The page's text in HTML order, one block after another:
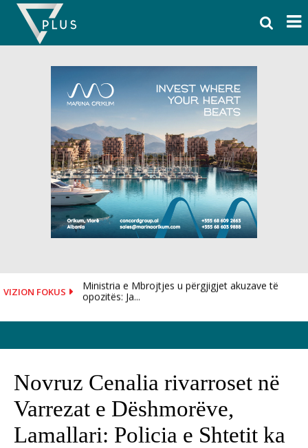
Skip
content
VIZION FOKUS
Ministria e Mbrojtjes u përgjigjet akuzave të
opozitës: Ja...
Novruz Cenalia rivarroset në
Varrezat e Dëshmorëve,
Lamallari: Policia e Shtetit ka